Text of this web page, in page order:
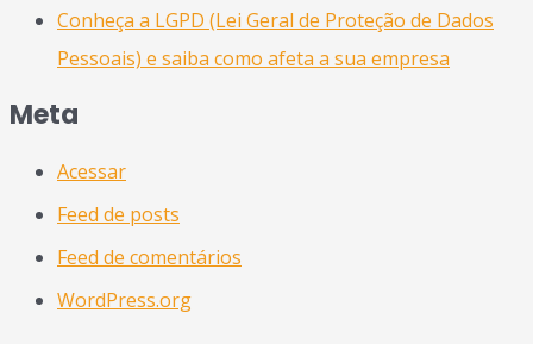
Conheça a LGPD (Lei Geral de Proteção de Dados
Pessoais) e saiba como afeta a sua empresa
Meta
Acessar
Feed de posts
Feed de comentários
WordPress.org